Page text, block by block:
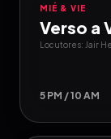
MIÉ & VIE
Verso a
Locutores: Jair
5 PM / 10 AM